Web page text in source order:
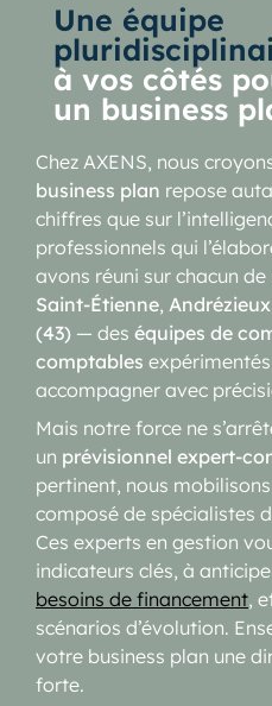
Une équipe
à vos côtés
un business
Chez AXENS, nous
business plan repose
chiffres que sur
professionnels qui
avons réuni sur chacun
Saint-Étienne,
(43) — des équipes de
comptables
accompagner avec
Mais notre force ne
un prévisionnel expert-
pertinent, nous
composé de spécialistes
Ces experts en gestion
indicateurs clés, à
besoins de financement,
scénarios d’évolution.
votre business plan une
forte.